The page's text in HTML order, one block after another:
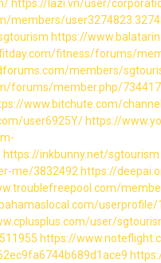
https://lazi.vn/user/
members/
https://
fitness/forums/
members/
forums/member.php/
www.bitchute.com/
user6925Y/ https://
https://inkbunny.net/sgtourism
me/3832492 https://
user/
https://